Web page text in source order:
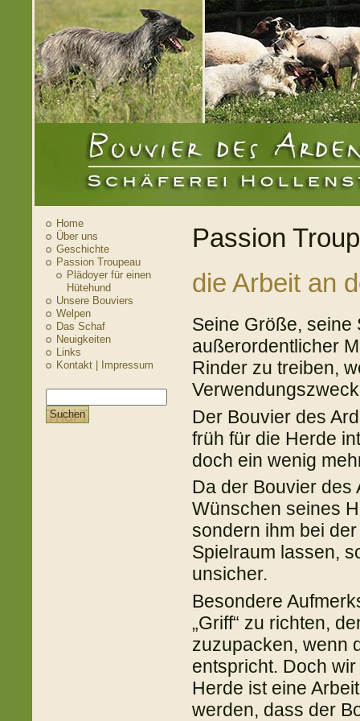
Home
Über uns
Geschichte
Passion Troupeau
Plädoyer für einen
Hütehund
Unsere Bouviers
Welpen
Das Schaf
Neuigkeiten
Links
Kontakt | Impressum
Passion
die Arbeit an
Seine Größe, seine
außerordentlicher
Rinder zu treiben,
Der Bouvier des
früh für die Herde
doch ein wenig
Da der Bouvier des
Wünschen seines
sondern ihm bei
Spielraum lassen,
unsicher.
Besondere
„Griff“ zu richten,
zuzupacken, wenn
entspricht. Doch
Herde ist eine
werden, dass der